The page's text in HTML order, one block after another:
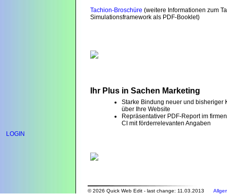
LOGIN
Tachion-Broschüre (weitere Informationen zum
Simulationsframework als PDF-Booklet)
Ihr Plus in Sachen Marketing
Starke Bindung neuer und bisheriger
über Ihre Website
Repräsentativer PDF-Report im
CI mit förderrelevanten Angaben
© 2026 Quick Web Edit - last change: 11.03.2013